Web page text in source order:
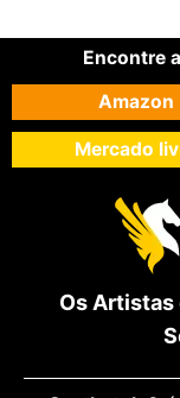
Encontre
Amazon
Mercado
Os Artistas